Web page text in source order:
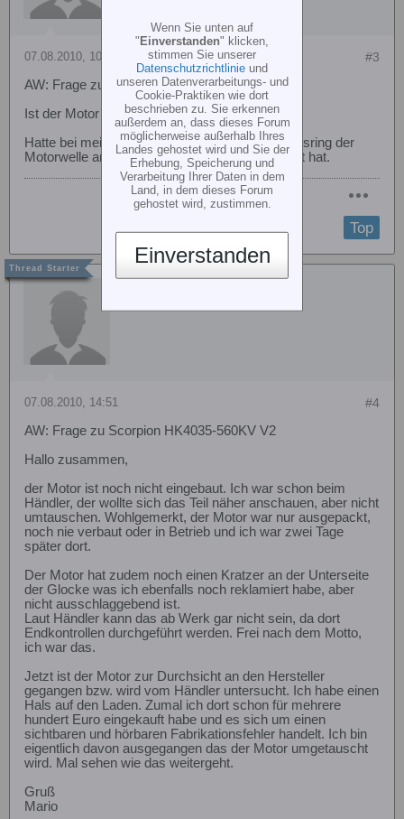
#3
07.08.2010, 10:46
AW: Frage zu Scorpion HK4035-560KV V2
Ist der Motor schon eingebaut*?
Hatte bei meim das Problem das der Sicherungsring der
Motorwelle an der Motorplatte vom Heli gestreift hat.
Top
#4
07.08.2010, 14:51
AW: Frage zu Scorpion HK4035-560KV V2
Hallo zusammen,
der Motor ist noch nicht eingebaut. Ich war schon beim
Händler, der wollte sich das Teil näher anschauen, aber nicht
umtauschen. Wohlgemerkt, der Motor war nur ausgepackt,
noch nie verbaut oder in Betrieb und ich war zwei Tage
später dort.
Der Motor hat zudem noch einen Kratzer an der Unterseite
der Glocke was ich ebenfalls noch reklamiert habe, aber
nicht ausschlaggebend ist.
Laut Händler kann das ab Werk gar nicht sein, da dort
Endkontrollen durchgeführt werden. Frei nach dem Motto,
ich war das.
Jetzt ist der Motor zur Durchsicht an den Hersteller
gegangen bzw. wird vom Händler untersucht. Ich habe einen
Hals auf den Laden. Zumal ich dort schon für mehrere
hundert Euro eingekauft habe und es sich um einen
sichtbaren und hörbaren Fabrikationsfehler handelt. Ich bin
eigentlich davon ausgegangen das der Motor umgetauscht
wird. Mal sehen wie das weitergeht.
Gruß
Mario
Wenn Sie unten auf
"Einverstanden" klicken,
stimmen Sie unserer
Datenschutzrichtlinie und
unseren Datenverarbeitungs- und
Cookie-Praktiken wie dort
beschrieben zu. Sie erkennen
außerdem an, dass dieses Forum
möglicherweise außerhalb Ihres
Landes gehostet wird und Sie der
Erhebung, Speicherung und
Verarbeitung Ihrer Daten in dem
Land, in dem dieses Forum
gehostet wird, zustimmen.
Einverstanden